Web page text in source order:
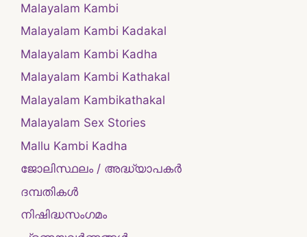
Malayalam Kambi
Malayalam Kambi Kadakal
Malayalam Kambi Kadha
Malayalam Kambi Kathakal
Malayalam Kambikathakal
Malayalam Sex Stories
Mallu Kambi Kadha
ജോലിസ്ഥലം / അദ്ധ്യാപകർ
ദമ്പതികള്‍
നിഷിദ്ധസംഗമം